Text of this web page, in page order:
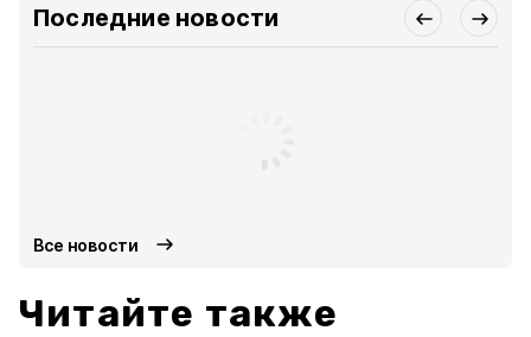
Последние новости
Все новости
Читайте также